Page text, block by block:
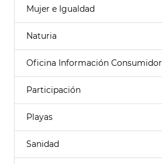
Mujer e Igualdad
Naturia
Oficina Información Consumidor
Participación
Playas
Sanidad